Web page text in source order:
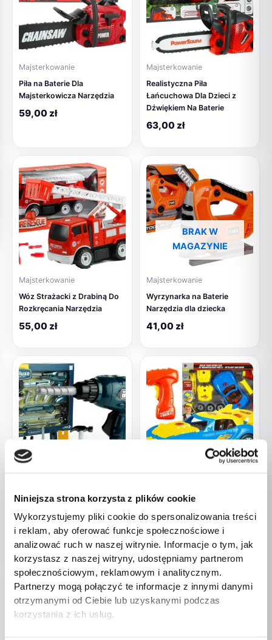
Niniejsza strona korzysta z plików cookie
Wykorzystujemy pliki cookie do spersonalizowania treści
i reklam, aby oferować funkcje społecznościowe i
analizować ruch w naszej witrynie. Informacje o tym, jak
korzystasz z naszej witryny, udostępniamy partnerom
społecznościowym, reklamowym i analitycznym.
Partnerzy mogą połączyć te informacje z innymi danymi
otrzymanymi od Ciebie lub uzyskanymi podczas
korzystania z ich usług.
Majsterkowanie
Piła na Baterie Dla
Majsterkowicza Narzędzia
59,00 zł
Majsterkowanie
Realistyczna Piła
Łańcuchowa Dla Dzieci z
Dźwiękiem Na Baterie
63,00 zł
Majsterkowanie
Wóz Strażacki z Drabiną Do
Rozkręcania Narzędzia
55,00 zł
BRAK W
MAGAZYNIE
Majsterkowanie
Wyrzynarka na Baterie
Narzędzia dla dziecka
41,00 zł
Zestaw Dla Majsterkowicza
Elementów
35,00zł
Zestaw do rozkręcania
53,00zł